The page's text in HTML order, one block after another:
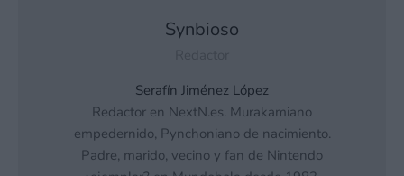
Synbioso
Serafín Jiménez López
Redactor en NextN.es. Murakamiano
empedernido, Pynchoniano de nacimiento.
Padre, marido, vecino y fan de Nintendo